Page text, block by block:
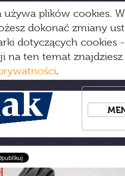
używa plików cookies.
dokonać zmiany
dotyczących cookies
na ten temat
.